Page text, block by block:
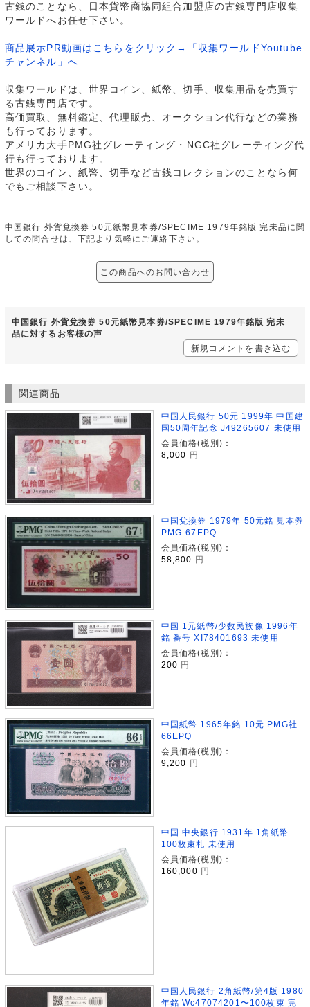
古銭のことなら、日本貨幣商協同組合加盟店の古銭専門店収集
ワールドへお任せ下さい。
商品展示PR動画はこちらをクリック→「収集ワールドYoutube
チャンネル」へ
収集ワールドは、世界コイン、紙幣、切手、収集用品を売買す
る古銭専門店です。
高価買取、無料鑑定、代理販売、オークション代行などの業務
も行っております。
アメリカ大手PMG社グレーティング・NGC社グレーティング代
行も行っております。
世界のコイン、紙幣、切手など古銭コレクションのことなら何
でもご相談下さい。
中国銀行 外貨兌換券 50元紙幣見本券/SPECIME 1979年銘版 完未品に関
しての問合せは、下記より気軽にご連絡下さい。
この商品へのお問い合わせ
中国銀行 外貨兌換券 50元紙幣見本券/SPECIME 1979年銘版 完未
品に対するお客様の声
新規コメントを書き込む
関連商品
中国人民銀行 50元 1999年 中国建
国50周年記念 J49265607 未使用
会員価格(税別)：
8,000
円
中国兌換券 1979年 50元銘 見本券
PMG-67EPQ
会員価格(税別)：
58,800
円
中国 1元紙幣/少数民族像 1996年
銘 番号 XI78401693 未使用
会員価格(税別)：
200 円
中国紙幣 1965年銘 10元 PMG社
66EPQ
会員価格(税別)：
9,200 円
中国 中央銀行 1931年 1角紙幣
100枚束札 未使用
会員価格(税別)：
160,000 円
中国人民銀行 2角紙幣/第4版 1980
年銘 Wc47074201〜100枚束 完